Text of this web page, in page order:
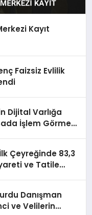
Kayıt
Faizsiz Evlilik
Dijital Varlığa
İşlem Görmesi
Çeyreğinde 83,3
ve Tatile
Danışman
ve Velilerin